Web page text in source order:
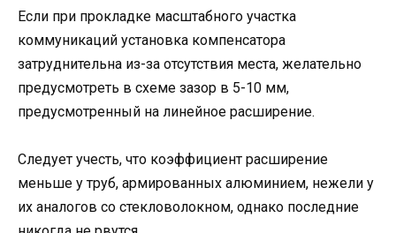
Если при прокладке масштабного участка
коммуникаций установка компенсатора
затруднительна из-за отсутствия места, желательно
предусмотреть в схеме зазор в 5-10 мм,
предусмотренный на линейное расширение.
Следует учесть, что коэффициент расширение
меньше у труб, армированных алюминием, нежели у
их аналогов со стекловолокном, однако последние